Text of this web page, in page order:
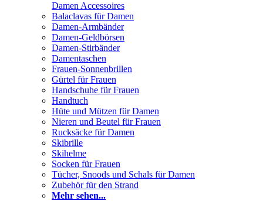
Damen Accessoires
Balaclavas für Damen
Damen-Armbänder
Damen-Geldbörsen
Damen-Stirbänder
Damentaschen
Frauen-Sonnenbrillen
Gürtel für Frauen
Handschuhe für Frauen
Handtuch
Hüte und Mützen für Damen
Nieren und Beutel für Frauen
Rucksäcke für Damen
Skibrille
Skihelme
Socken für Frauen
Tücher, Snoods und Schals für Damen
Zubehör für den Strand
Mehr sehen...